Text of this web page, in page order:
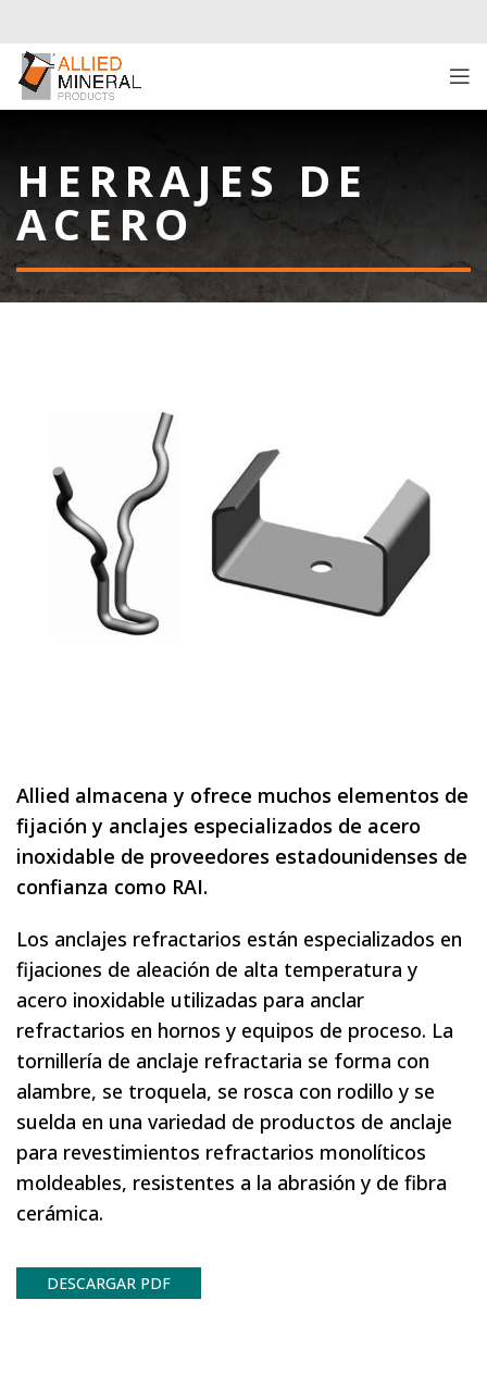
HERRAJES DE
ACERO
Allied almacena y ofrece muchos elementos de
fijación y anclajes especializados de acero
inoxidable de proveedores estadounidenses de
confianza como RAI.
Los anclajes refractarios están especializados en
fijaciones de aleación de alta temperatura y
acero inoxidable utilizadas para anclar
refractarios en hornos y equipos de proceso. La
tornillería de anclaje refractaria se forma con
alambre, se troquela, se rosca con rodillo y se
suelda en una variedad de productos de anclaje
para revestimientos refractarios monolíticos
moldeables, resistentes a la abrasión y de fibra
cerámica.
DESCARGAR PDF